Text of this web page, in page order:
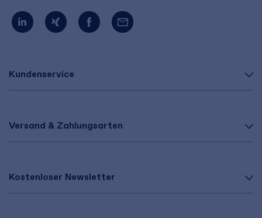
Kundenservice
Versand & Zahlungsarten
Kostenloser Newsletter